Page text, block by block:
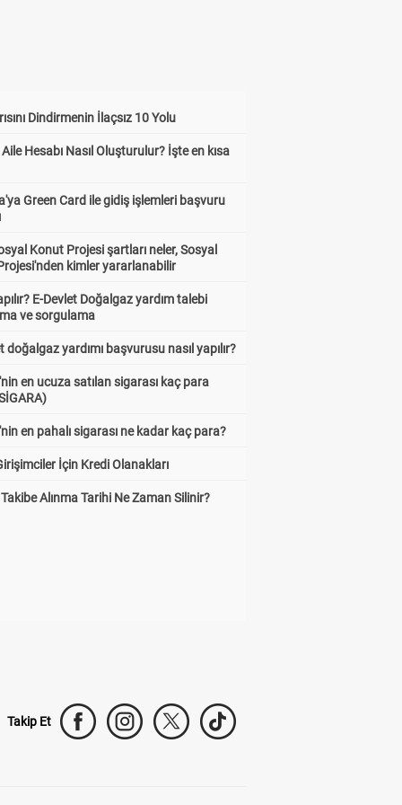
Dindirmenin İlaçsız 10 Yolu
Hesabı Nasıl Oluşturulur? İşte en kısa
Green Card ile gidiş işlemleri başvuru
Konut Projesi şartları neler, Sosyal
kimler yararlanabilir
E-Devlet Doğalgaz yardım talebi
ve sorgulama
doğalgaz yardımı başvurusu nasıl yapılır?
en ucuza satılan sigarası kaç para
en pahalı sigarası ne kadar kaç para?
İçin Kredi Olanakları
Alınma Tarihi Ne Zaman Silinir?
Takip Et